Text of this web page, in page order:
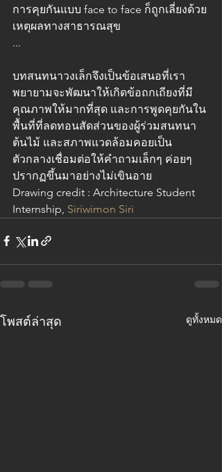
การคุยกันแบบ face to face ก็ถูกเลี่ยงด้วย
เหตุผลทางสาธารณสุข
...
บทสนทนาวงเล็กจึงเป็นข้อเสนอที่เรา
พยายามจะพัฒนาให้เกิดข้อถกเถียงที่มี
คุณภาพให้มากที่สุด และการพูดคุยกันใน
พื้นที่ที่ลดทอนสัดส่วนของผู้ร่วมสนทนา
ต้นไม้ และสภาพแวดล้อมคอยเป็น
ตัวกลางเชื่อมต่อให้คำถามเล็กๆ ค่อยๆ
ปรากฏขึ้นมาอย่างไม่เขินอาย
Drawing credit : Architecture Student
Internship, Siriwimon Siri
โพสต์ล่าสุด ดูทั้งหมด